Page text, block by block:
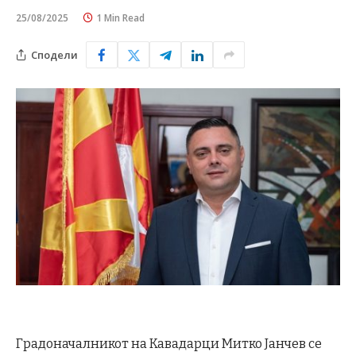
25/08/2025 1 Min Read
Сподели
Градоначалникот на Кавадарци Митко Јанчев се